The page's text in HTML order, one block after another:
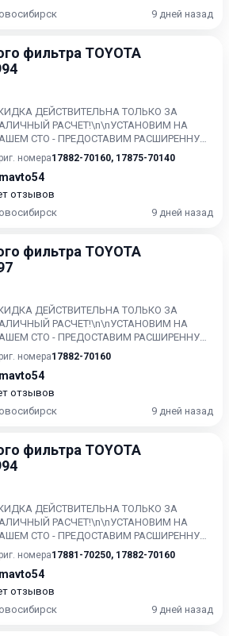
9 дней назад
фильтра TOYOTA
ДЕЙСТВИТЕЛЬНА ТОЛЬКО ЗА
РАСЧЕТ!\n\nУСТАНОВИМ НА
СТО - ПРЕДОСТАВИМ РАСШИРЕННУЮ
без пробега по...
номера17882-70160, 17875-70140
отзывов
9 дней назад
фильтра TOYOTA
ДЕЙСТВИТЕЛЬНА ТОЛЬКО ЗА
РАСЧЕТ!\n\nУСТАНОВИМ НА
СТО - ПРЕДОСТАВИМ РАСШИРЕННУЮ
без пробега по...
номера17882-70160
отзывов
9 дней назад
фильтра TOYOTA
ДЕЙСТВИТЕЛЬНА ТОЛЬКО ЗА
РАСЧЕТ!\n\nУСТАНОВИМ НА
СТО - ПРЕДОСТАВИМ РАСШИРЕННУЮ
без пробега по...
номера17881-70250, 17882-70160
отзывов
9 дней назад